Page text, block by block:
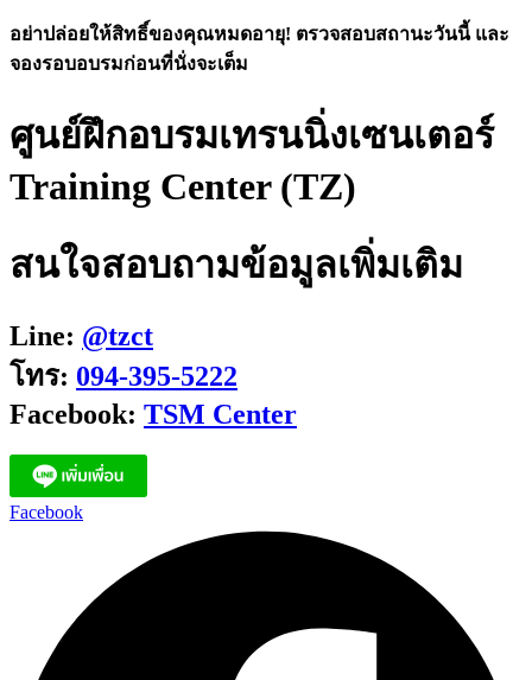
อย่าปล่อยให้สิทธิ์ของคุณหมดอายุ! ตรวจสอบสถานะวันนี้ และ
จองรอบอบรมก่อนที่นั่งจะเต็ม
ศูนย์ฝึกอบรมเทรนนิ่งเซนเตอร์
Training Center (TZ)
สนใจสอบถามข้อมูลเพิ่มเติม
Line: @tzct
โทร: 094-395-5222
Facebook: TSM Center
Facebook